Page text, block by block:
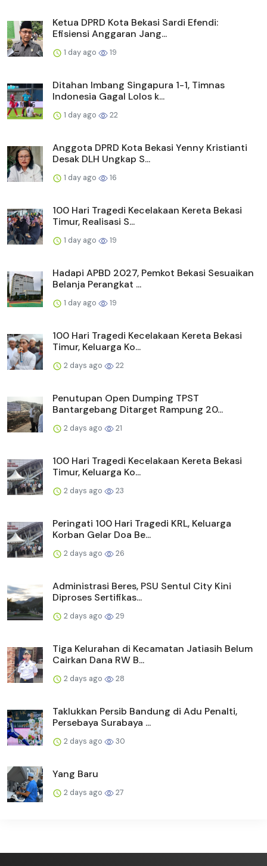
Ketua DPRD Kota Bekasi Sardi Efendi:
Efisiensi Anggaran Jang...
1 day ago 19
Ditahan Imbang Singapura 1-1, Timnas
Indonesia Gagal Lolos k...
1 day ago 22
Anggota DPRD Kota Bekasi Yenny Kristianti
Desak DLH Ungkap S...
1 day ago 16
100 Hari Tragedi Kecelakaan Kereta Bekasi
Timur, Realisasi S...
1 day ago 19
Hadapi APBD 2027, Pemkot Bekasi Sesuaikan
Belanja Perangkat ...
1 day ago 19
100 Hari Tragedi Kecelakaan Kereta Bekasi
Timur, Keluarga Ko...
2 days ago 22
Penutupan Open Dumping TPST
Bantargebang Ditarget Rampung 20...
2 days ago 21
100 Hari Tragedi Kecelakaan Kereta Bekasi
Timur, Keluarga Ko...
2 days ago 23
Peringati 100 Hari Tragedi KRL, Keluarga
Korban Gelar Doa Be...
2 days ago 26
Administrasi Beres, PSU Sentul City Kini
Diproses Sertifikas...
2 days ago 29
Tiga Kelurahan di Kecamatan Jatiasih Belum
Cairkan Dana RW B...
2 days ago 28
Taklukkan Persib Bandung di Adu Penalti,
Persebaya Surabaya ...
2 days ago 30
Yang Baru
2 days ago 27